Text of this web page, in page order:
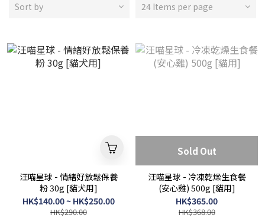
Sort by 24 Items per page
汪喵星球 - 情緒好放鬆保養
粉 30g [貓犬用]
HK$140.00 ~ HK$250.00
HK$290.00
Sold Out
汪喵星球 - 冷凍乾燥生食餐
(安心雞) 500g [貓用]
HK$365.00
HK$368.00